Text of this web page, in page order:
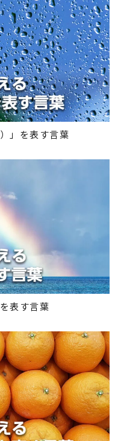
」を表す言葉
表す言葉